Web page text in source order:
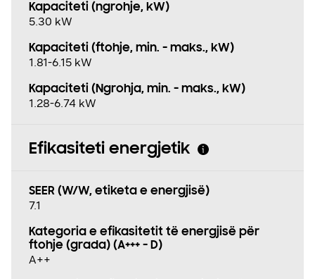
Kapaciteti (ngrohje, kW)
5.30 kW
Kapaciteti (ftohje, min. - maks., kW)
1.81-6.15 kW
Kapaciteti (Ngrohja, min. - maks., kW)
1.28-6.74 kW
Efikasiteti energjetik
SEER (W/W, etiketa e energjisë)
7.1
Kategoria e efikasitetit të energjisë për
ftohje (grada) (A+++ - D)
A++